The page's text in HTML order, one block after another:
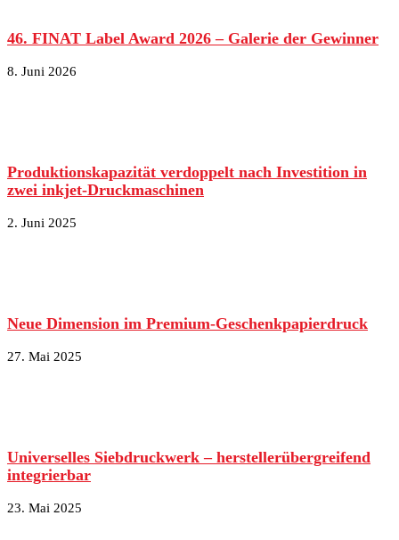
46. FINAT Label Award 2026 – Galerie der Gewinner
8. Juni 2026
Produktionskapazität verdoppelt nach Investition in
zwei inkjet-Druckmaschinen
2. Juni 2025
Neue Dimension im Premium-Geschenkpapierdruck
27. Mai 2025
Universelles Siebdruckwerk – herstellerübergreifend
integrierbar
23. Mai 2025